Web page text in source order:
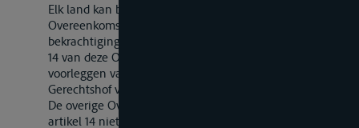
Elk land kan bij de ondertekening van deze
Overeenkomst of bij de nederlegging van zijn akte van
bekrachtiging of van toetreding verklaren dat het artikel
14 van deze Overeenkomst met betrekking tot het
voorleggen van geschillen aan het Internationale
Gerechtshof voor zichzelf niet als bindend beschouwt.
De overige Overeenkomstsluitende Partijen zijn door
artikel 14 niet gebonden ten opzichte van een